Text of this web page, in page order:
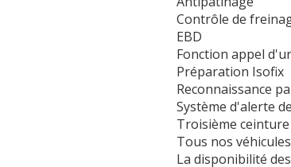
Contrôle de
EBD
Fonction appel
Préparation Isofix
Reconnaissance
Système d'alerte
Troisième
Tous nos
La disponibilité